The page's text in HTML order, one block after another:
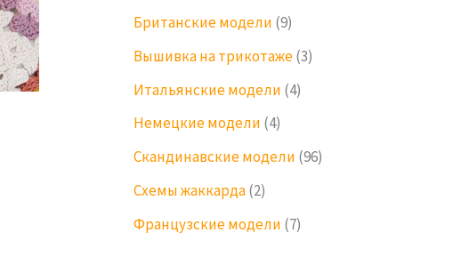
Британские модели (9)
Вышивка на трикотаже(3)
Итальянские модели (4)
Немецкие модели (4)
Скандинавские модели (96)
Схемы жаккарда(2)
Французские модели (7)